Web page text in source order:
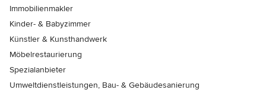
Immobilienmakler
Kinder- & Babyzimmer
Künstler & Kunsthandwerk
Möbelrestaurierung
Spezialanbieter
Umweltdienstleistungen, Bau- & Gebäudesanierung